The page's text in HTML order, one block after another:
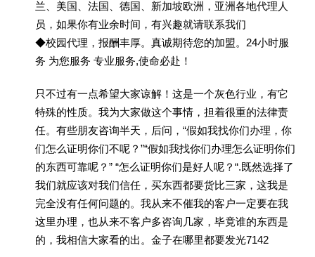
兰、美国、法国、德国、新加坡欧洲，亚洲各地代理人
员，如果你有业余时间，有兴趣就请联系我们
◆校园代理，报酬丰厚。真诚期待您的加盟。24小时服
务 为您服务 专业服务,使命必赴！
只不过有一点希望大家谅解！这是一个灰色行业，有它
特殊的性质。我为大家做这个事情，担着很重的法律责
任。有些朋友咨询半天，后问，“假如我找你们办理，你
们怎么证明你们不呢？”“假如我找你们办理怎么证明你们
的东西可靠呢？” “怎么证明你们是好人呢？“.既然选择了
我们就应该对我们信任，买东西都要货比三家，这我是
完全没有任何问题的。我从来不催我的客户一定要在我
这里办理，也从来不客户多咨询几家，毕竟谁的东西是
的，我相信大家看的出。金子在哪里都要发光7142